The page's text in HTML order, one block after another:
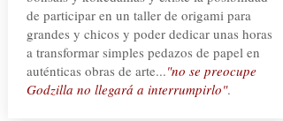
de participar en un taller de origami para
grandes y chicos y poder dedicar unas horas
a transformar simples pedazos de papel en
auténticas obras de arte..."no se preocupe
Godzilla no llegará a interrumpirlo".